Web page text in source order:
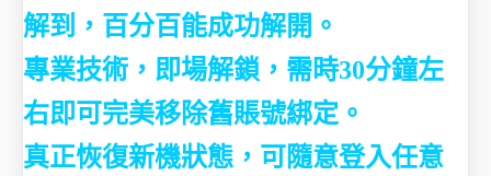
解到，百分百能成功解開。
專業技術，即場解鎖，需時30分鐘左
右即可完美移除舊賬號綁定。
真正恢復新機狀態，可隨意登入任意